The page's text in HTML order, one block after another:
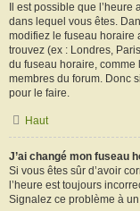
Il est possible que
dans lequel vous êtes.
modifiez le fuseau horaire
trouvez (ex : Londres,
du fuseau horaire, comme
membres du forum. Donc
pour le faire.
Haut
J’ai changé mon fuseau
Si vous êtes sûr d’avoir
l’heure est toujours
Signalez ce problème à